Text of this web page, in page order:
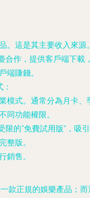
。這是其主要收入來源
合作，提供客戶端下載
端賺錢。
：
模式。通常分為月卡、
同功能權限。
限的“免費試用版”，吸引
整版。
銷售。
款正規的娛樂產品 ；